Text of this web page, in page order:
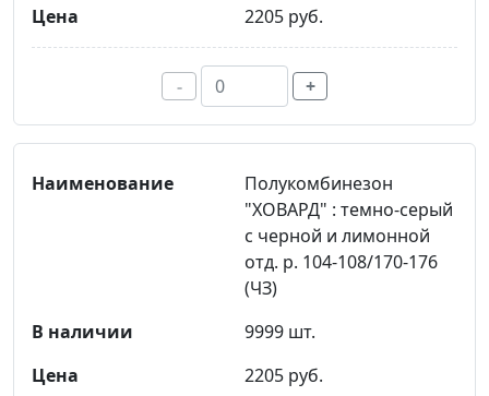
2205 руб.
- +
Полукомбинезон
"ХОВАРД" : темно-серый
с черной и лимонной
отд. р. 104-108/170-176
(ЧЗ)
9999 шт.
2205 руб.